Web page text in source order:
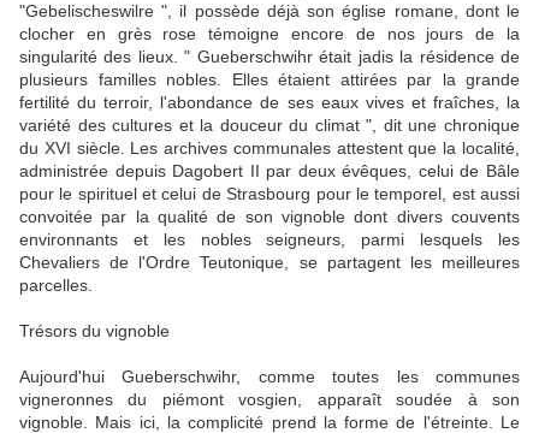
"Gebelischeswilre ", il possède déjà son église romane, dont le
clocher en grès rose témoigne encore de nos jours de la
singularité des lieux. " Gueberschwihr était jadis la résidence de
plusieurs familles nobles. Elles étaient attirées par la grande
fertilité du terroir, l'abondance de ses eaux vives et fraîches, la
variété des cultures et la douceur du climat ", dit une chronique
du XVI siècle. Les archives communales attestent que la localité,
administrée depuis Dagobert II par deux évêques, celui de Bâle
pour le spirituel et celui de Strasbourg pour le temporel, est aussi
convoitée par la qualité de son vignoble dont divers couvents
environnants et les nobles seigneurs, parmi lesquels les
Chevaliers de l'Ordre Teutonique, se partagent les meilleures
parcelles.
Trésors du vignoble
Aujourd'hui Gueberschwihr, comme toutes les communes
vigneronnes du piémont vosgien, apparaît soudée à son
vignoble. Mais ici, la complicité prend la forme de l'étreinte. Le